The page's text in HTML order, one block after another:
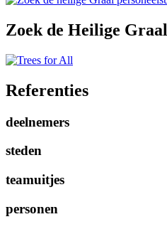
Zoek de Heilige Graal
Referenties
deelnemers
steden
teamuitjes
personen